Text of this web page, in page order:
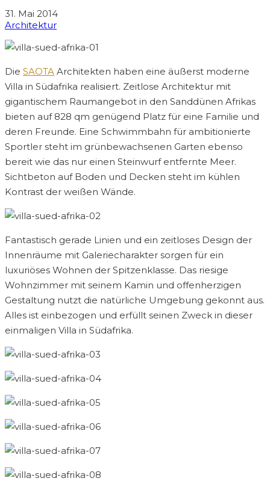
31. Mai 2014
Architektur
Die SAOTA Architekten haben eine äußerst moderne
Villa in Südafrika realisiert. Zeitlose Architektur mit
gigantischem Raumangebot in den Sanddünen Afrikas
bieten auf 828 qm genügend Platz für eine Familie und
deren Freunde. Eine Schwimmbahn für ambitionierte
Sportler steht im grünbewachsenen Garten ebenso
bereit wie das nur einen Steinwurf entfernte Meer.
Sichtbeton auf Boden und Decken steht im kühlen
Kontrast der weißen Wände.
Fantastisch gerade Linien und ein zeitloses Design der
Innenräume mit Galeriecharakter sorgen für ein
luxuriöses Wohnen der Spitzenklasse. Das riesige
Wohnzimmer mit seinem Kamin und offenherzigen
Gestaltung nutzt die natürliche Umgebung gekonnt aus.
Alles ist einbezogen und erfüllt seinen Zweck in dieser
einmaligen Villa in Südafrika.